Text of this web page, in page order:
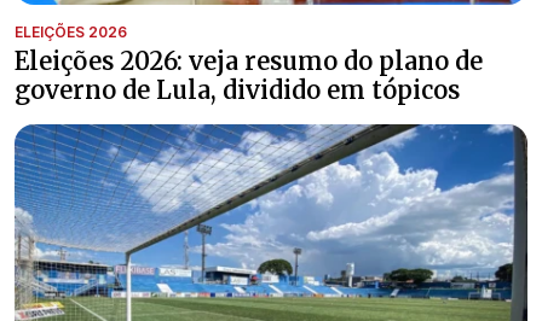
ELEIÇÕES 2026
Eleições 2026: veja resumo do plano de
governo de Lula, dividido em tópicos